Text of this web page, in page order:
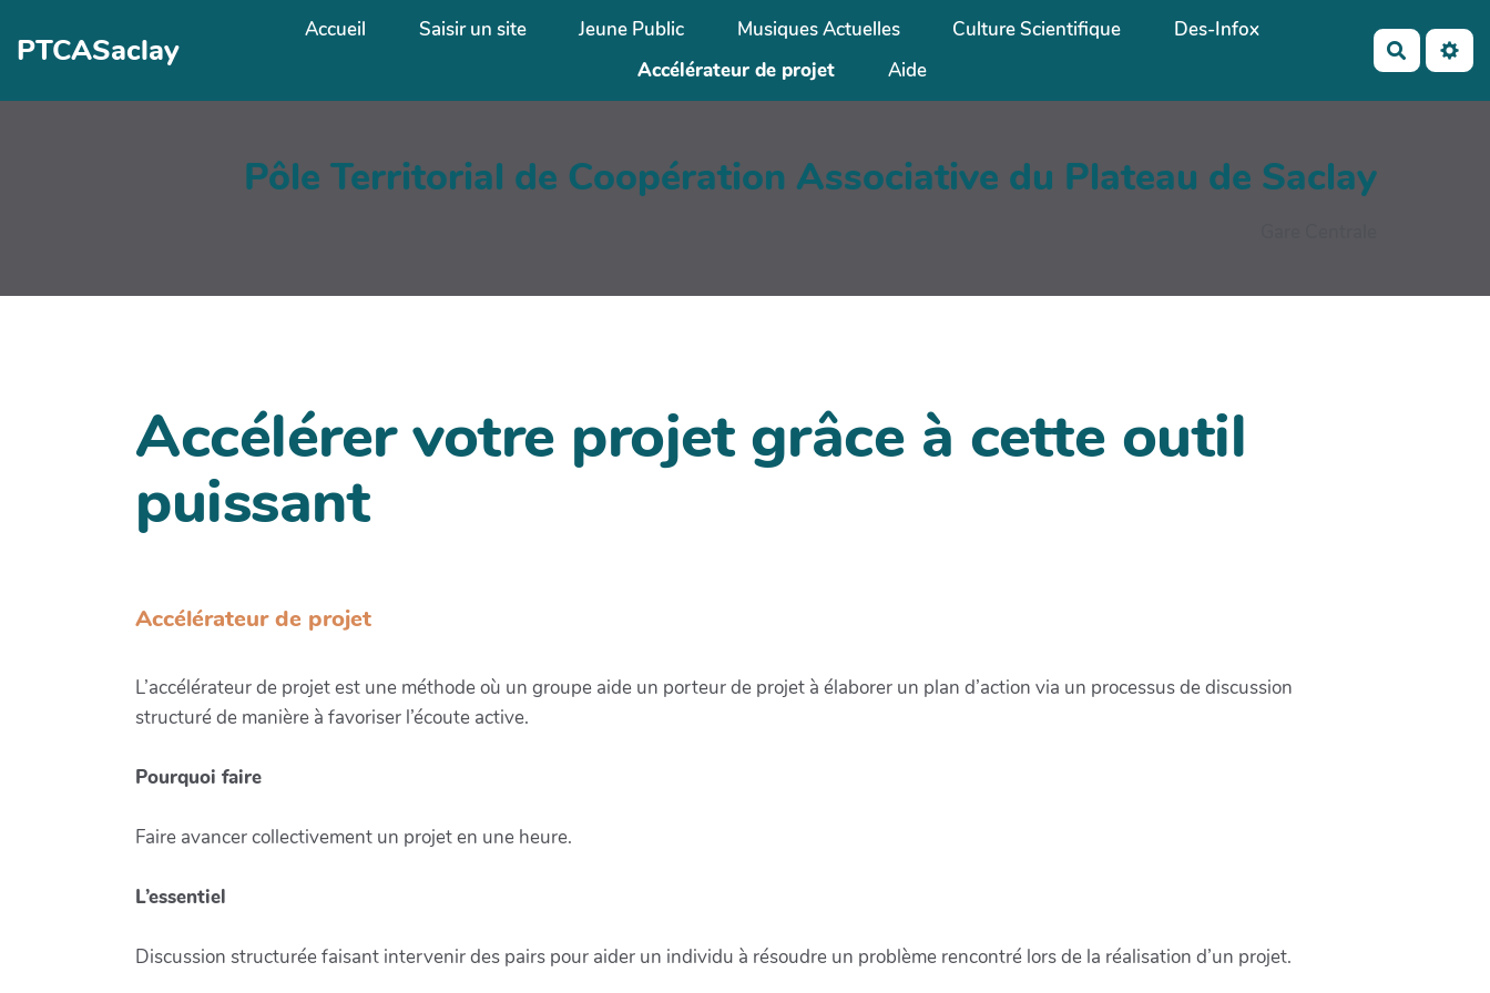
PTCASaclay
Accueil Saisir un site Jeune Public Musiques Actuelles Culture Scientifique
Des-Infox
Accélérateur de projet
Aide
Pôle Territorial de Coopération Associative du Plateau de Saclay
Accélérer votre projet grâce à cette outil
puissant
Accélérateur de projet
L’accélérateur de projet est une méthode où un groupe aide un porteur de projet à élaborer un plan d’action via un processus de discussion
structuré de manière à favoriser l’écoute active.
Pourquoi faire
Faire avancer collectivement un projet en une heure.
L’essentiel
Discussion structurée faisant intervenir des pairs pour aider un individu à résoudre un problème rencontré lors de la réalisation d’un projet.